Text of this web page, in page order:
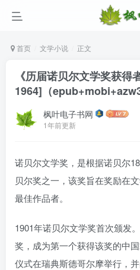
首页 文学小说 正文
《历届诺贝尔文学奖获
1964]（
枫叶电子书网
1年前更新
诺贝尔文学奖，是根据诺贝尔
贝尔奖之一，该奖旨在奖励在
最佳作品者。
1901年诺贝尔文学奖首次颁发
奖，成为第一个获得该奖的中
仪式在瑞典斯德哥尔摩举行，并